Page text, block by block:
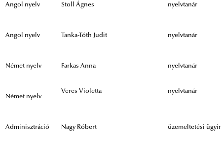
Angol nyelv Stoll Ágnes nyelvtanár
Angol nyelv Tanka-Tóth Judit nyelvtanár
Német nyelv Farkas Anna nyelvtanár
Német nyelv
Veres Violetta nyelvtanár
Adminisztráció Nagy Róbert üzemeltetési